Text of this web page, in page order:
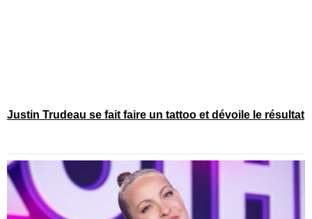
Justin Trudeau se fait faire un tattoo et dévoile le résultat